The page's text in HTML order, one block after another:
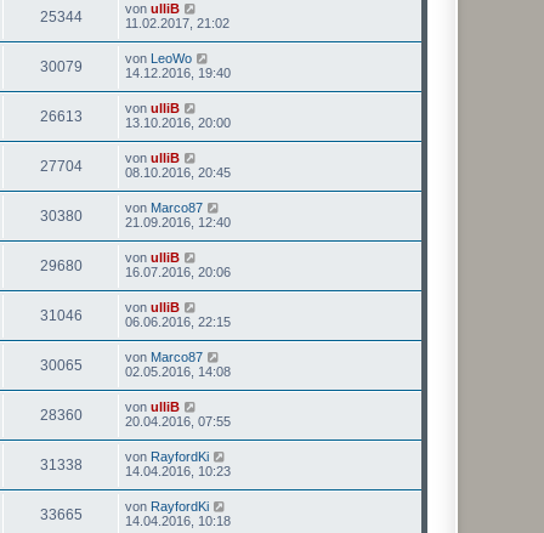
25344 von ulliB
11.02.2017, 21:02
30079 von LeoWo
14.12.2016, 19:40
26613 von ulliB
13.10.2016, 20:00
27704 von ulliB
08.10.2016, 20:45
30380 von Marco87
21.09.2016, 12:40
29680 von ulliB
16.07.2016, 20:06
31046 von ulliB
06.06.2016, 22:15
30065 von Marco87
02.05.2016, 14:08
28360 von ulliB
20.04.2016, 07:55
31338 von RayfordKi
14.04.2016, 10:23
33665 von RayfordKi
14.04.2016, 10:18